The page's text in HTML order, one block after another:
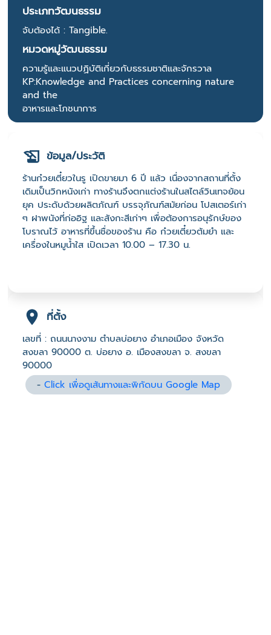
ประเภทวัฒนธรรม
จับต้องได้ : Tangible.
หมวดหมู่วัฒนธรรม
ความรู้และแนวปฏิบัติเกี่ยวกับธรรมชาติและจักรวาล
KP:Knowledge and Practices concerning nature
and the
อาหารและโภชนาการ
ข้อมูล/ประวัติ
ร้านก๋วยเตี๋ยวในรู เปิดขายมา 6 ปี แล้ว เนื่องจากสถานที่ตั้ง
เดิมเป็นวิกหนังเก่า ทางร้านจึงตกแต่งร้านในสไตล์วินเทจย้อน
ยุค ประดับด้วยผลิตภัณฑ์ บรรจุภัณฑ์สมัยก่อน โปสเตอร์เก่า
ๆ ฝาพนังที่ก่ออิฐ และสังกะสีเก่าๆ เพื่อต้องการอนุรักษ์ของ
โบราณไว้ อาหารที่ขึ้นชื่อของร้าน คือ ก๋วยเตี๋ยวต้มยำ และ
เครื่องในหมูน้ำใส เปิดเวลา 10.00 – 17.30 น.
ที่ตั้ง
เลขที่ : ถนนนางงาม ตำบลบ่อยาง อำเภอเมือง จังหวัด
สงขลา 90000 ต. บ่อยาง อ. เมืองสงขลา จ. สงขลา
90000
-Click เพื่อดูเส้นทางและพิกัดบน Google Map